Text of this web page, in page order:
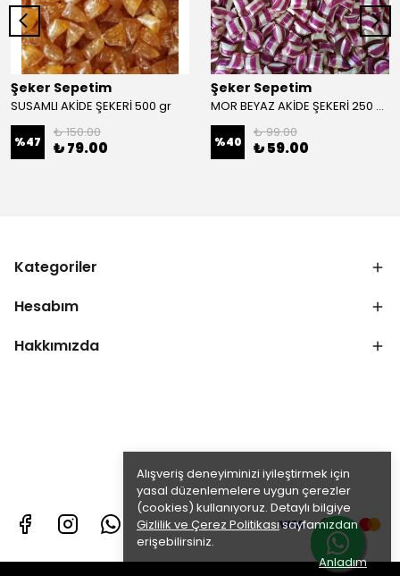
Alışveriş deneyiminizi iyileştirmek için
yasal düzenlemelere uygun çerezler
(cookies) kullanıyoruz. Detaylı bilgiye
Gizlilik ve Çerez Politikasısayfamızdan
erişebilirsiniz.
Anladım
Şeker Sepetim
SUSAMLI AKİDE ŞEKERİ 500 gr
%47
₺ 150.00
₺ 79.00
Şeker Sepetim
MOR BEYAZ AKİDE ŞEKERİ 250 gr.
%40
₺ 99.00
₺ 59.00
Kategoriler
Hesabım
Hakkımızda